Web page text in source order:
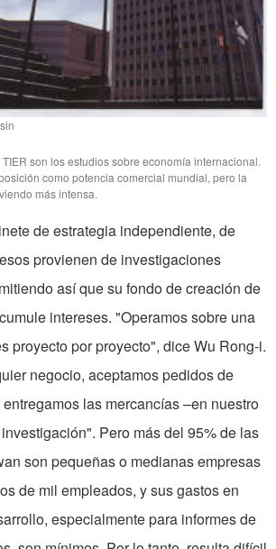
son los estudios sobre economía internacional.
como potencia comercial mundial, pero la
más intensa.
de estrategia independiente, de
provienen de investigaciones
así que su fondo de creación de
intereses. "Operamos sobre una
proyecto por proyecto", dice Wu Rong-i.
negocio, aceptamos pedidos de
las mercancías –en nuestro
Pero más del 95% de las
son pequeñas o medianas empresas
de mil empleados, y sus gastos en
especialmente para informes de